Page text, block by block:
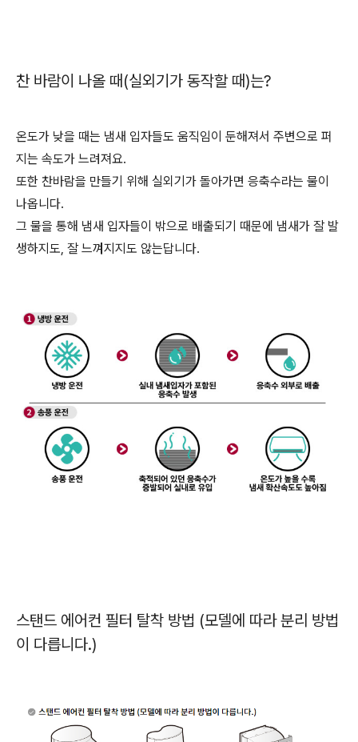
찬 바람이 나올 때(실외기가 동작할 때)는?
온도가 낮을 때는 냄새 입자들도 움직임이 둔해져서 주변으로 퍼
지는 속도가 느려져요.
또한 찬바람을 만들기 위해 실외기가 돌아가면 응축수라는 물이
나옵니다.
그 물을 통해 냄새 입자들이 밖으로 배출되기 때문에 냄새가 잘 발
생하지도, 잘 느껴지지도 않는답니다.
스탠드 에어컨 필터 탈착 방법 (모델에 따라 분리 방법
이 다릅니다.)